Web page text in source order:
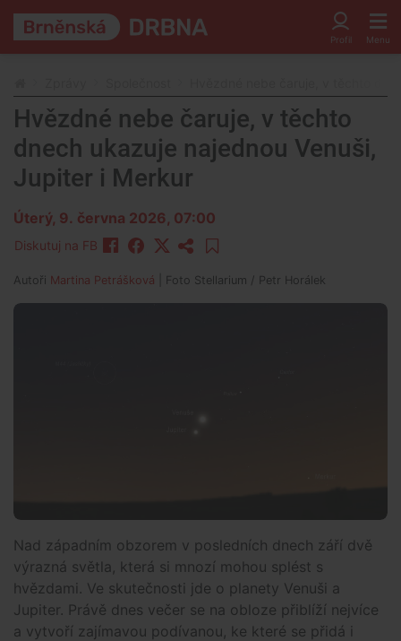
Hvězdné nebe čaruje, v těchto
dnech ukazuje najednou Venuši,
Jupiter i Merkur
Úterý, 9. června 2026, 07:00
Diskutuj na FB
Autoři Martina Petrášková | Foto Stellarium / Petr Horálek
Nad západním obzorem v posledních dnech září dvě
výrazná světla, která si mnozí mohou splést s
hvězdami. Ve skutečnosti jde o planety Venuši a
Jupiter. Právě dnes večer se na obloze přiblíží nejvíce
a vytvoří zajímavou podívanou, ke které se přidá i